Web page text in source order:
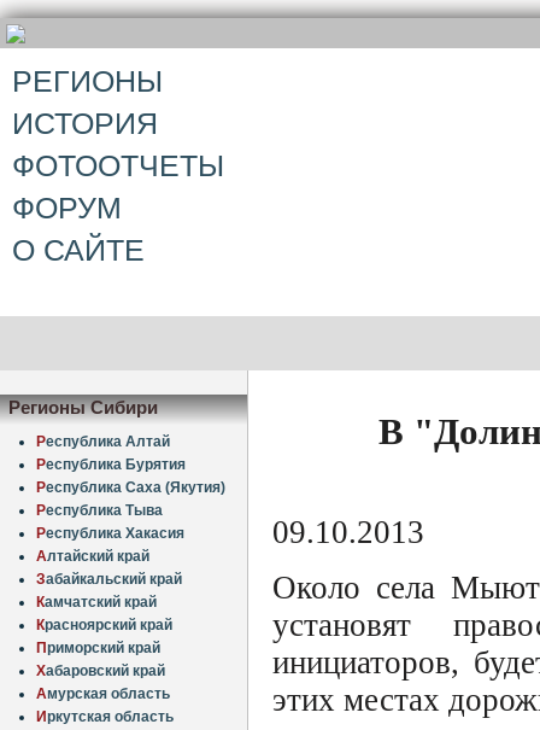
РЕГИОНЫ
ИСТОРИЯ
ФОТООТЧЕТЫ
ФОРУМ
О САЙТЕ
Регионы Сибири
Республика Алтай
Республика Бурятия
Республика Саха (Якутия)
Республика Тыва
Республика Хакасия
Алтайский край
Забайкальский край
Камчатский край
Красноярский край
Приморский край
Хабаровский край
Амурская область
Иркутская область
В
09.10.2013
Около села
установят
инициаторов,
этих местах